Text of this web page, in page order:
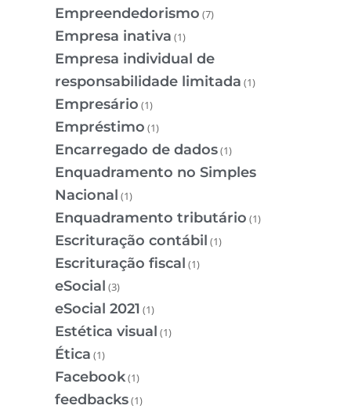
Empreendedorismo (7)
Empresa inativa (1)
Empresa individual de
responsabilidade limitada (1)
Empresário (1)
Empréstimo (1)
Encarregado de dados(1)
Enquadramento no Simples
Nacional (1)
Enquadramento tributário (1)
Escrituração contábil (1)
Escrituração fiscal (1)
eSocial (3)
eSocial 2021 (1)
Estética visual (1)
Ética (1)
Facebook(1)
feedbacks(1)